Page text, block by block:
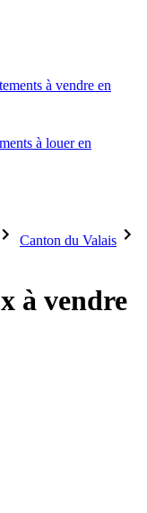
à vendre en
à louer en
Canton du Valais
à vendre